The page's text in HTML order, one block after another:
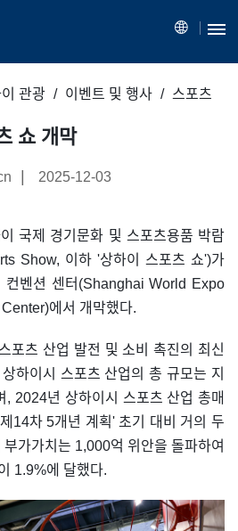
관광 이벤트 및 행사 스포츠
쇼 개막
| 2025-12-03
국제 경기문화 및 스포츠용품 박람
Show, 이하 '상하이 스포츠 쇼')가
컨벤션 센터(Shanghai World Expo
에서 개막했다.
포츠 산업 발전 및 소비 촉진의 최신
하이시 스포츠 산업의 총 규모는 지
, 2024년 상하이시 스포츠 산업 총매
14차 5개년 계획' 초기 대비 거의 두
가가치는 1,000억 위안을 돌파하여
1.9%에 달했다.